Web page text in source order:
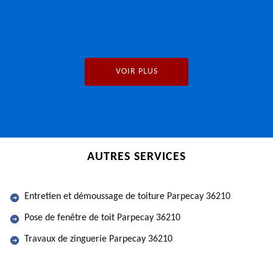
VOIR PLUS
AUTRES SERVICES
Entretien et démoussage de toiture Parpecay 36210
Pose de fenêtre de toit Parpecay 36210
Travaux de zinguerie Parpecay 36210